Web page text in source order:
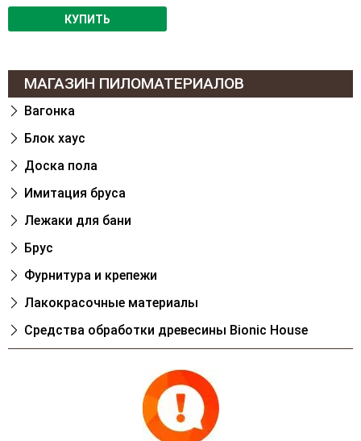
КУПИТЬ
МАГАЗИН ПИЛОМАТЕРИАЛОВ
Вагонка
Блок хаус
Доска пола
Имитация бруса
Лежаки для бани
Брус
Фурнитура и крепежи
Лакокрасочные материалы
Cредства обработки древесины Bionic House